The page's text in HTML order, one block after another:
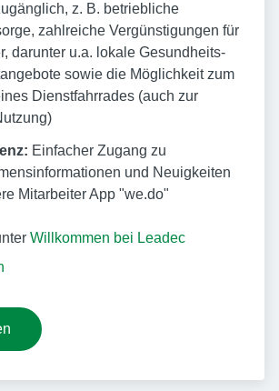
z. B. betriebliche
zahlreiche Vergünstigungen für
darunter u.a. lokale Gesundheits-
sowie die Möglichkeit zum
Dienstfahrrades (auch zur
Einfacher Zugang zu
und Neuigkeiten
Mitarbeiter App "we.do"
Willkommen bei Leadec